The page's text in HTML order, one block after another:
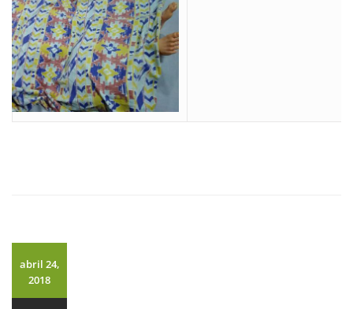
abril 24,
2018